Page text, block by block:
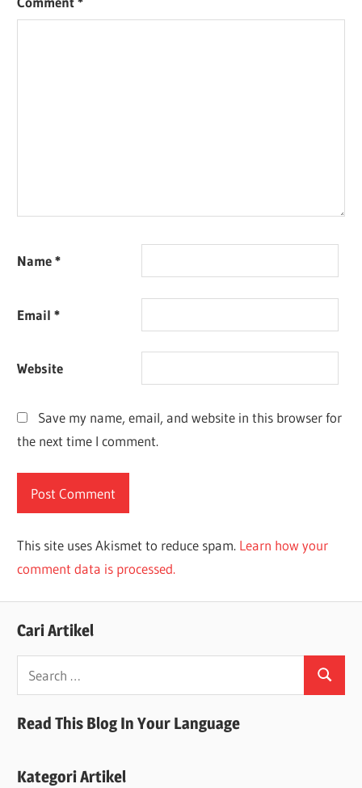
Name*
Email*
Website
Save my name, email, and website in this browser for
the next time I comment.
This site uses Akismet to reduce spam. Learn how your
comment data is processed.
Cari Artikel
Search
Read This Blog In Your Language
Kategori Artikel